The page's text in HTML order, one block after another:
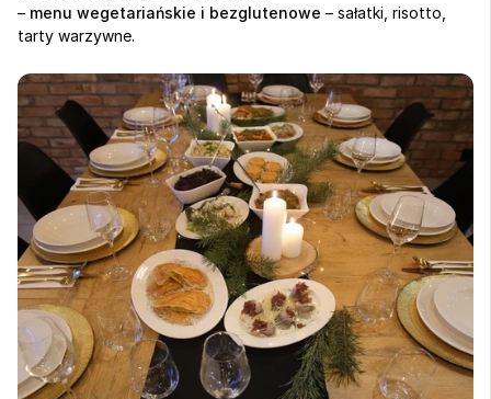
– menu wegetariańskie i bezglutenowe – sałatki, risotto,
tarty warzywne.